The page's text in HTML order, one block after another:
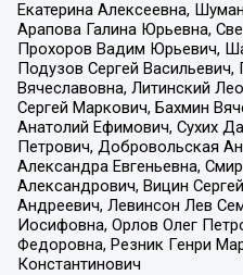
Екатерина Алексеевна,
Арапова Галина Юрьевна,
Прохоров Вадим Юрьевич,
Подузов Сергей
Вячеславовна, Литинский
Сергей Маркович, Бахмин
Анатолий Ефимович, Сухих
Петрович, Добровольская
Александра Евгеньевна,
Александрович, Вицин
Андреевич, Левинсон Лев
Иосифовна, Орлов Олег
Федоровна, Резник Генри
Константинович